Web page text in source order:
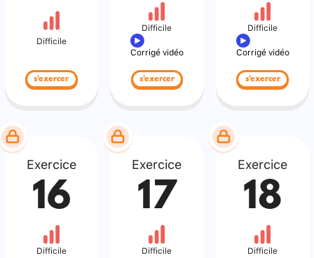
Difficile
s'exercer
Difficile
Corrigé vidéo
s'exercer
Difficile
Corrigé vidéo
s'exercer
Exercice
16
Difficile
Exercice
17
Difficile
Exercice
18
Difficile